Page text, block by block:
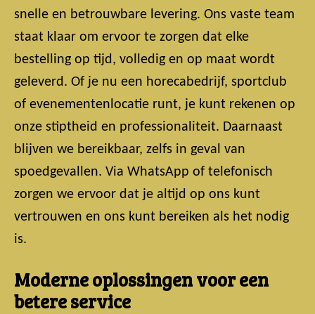
snelle en betrouwbare levering. Ons vaste team
staat klaar om ervoor te zorgen dat elke
bestelling op tijd, volledig en op maat wordt
geleverd. Of je nu een horecabedrijf, sportclub
of evenementenlocatie runt, je kunt rekenen op
onze stiptheid en professionaliteit. Daarnaast
blijven we bereikbaar, zelfs in geval van
spoedgevallen. Via WhatsApp of telefonisch
zorgen we ervoor dat je altijd op ons kunt
vertrouwen en ons kunt bereiken als het nodig
is.
Moderne oplossingen voor een
betere service